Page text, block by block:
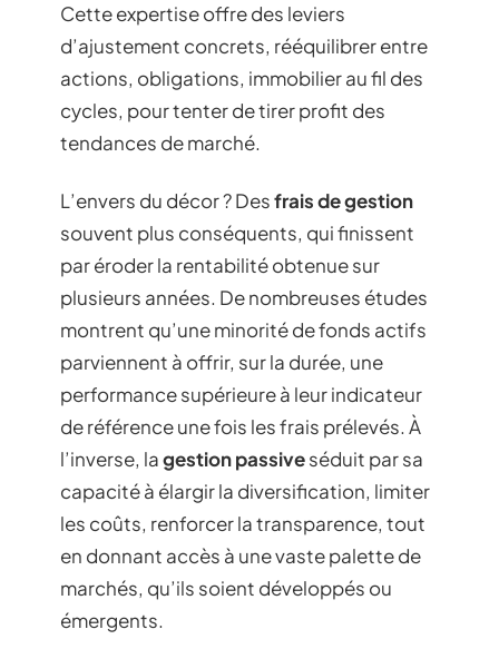
Cette expertise offre des leviers
d’ajustement concrets, rééquilibrer entre
actions, obligations, immobilier au fil des
cycles, pour tenter de tirer profit des
tendances de marché.
L’envers du décor ? Desfrais de gestion
souvent plus conséquents, qui finissent
par éroder la rentabilité obtenue sur
plusieurs années. De nombreuses études
montrent qu’une minorité de fonds actifs
parviennent à offrir, sur la durée, une
performance supérieure à leur indicateur
de référence une fois les frais prélevés. À
l’inverse, lagestion passiveséduit par sa
capacité à élargir la diversification, limiter
les coûts, renforcer la transparence, tout
en donnant accès à une vaste palette de
marchés, qu’ils soient développés ou
émergents.